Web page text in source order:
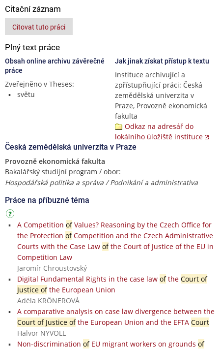
Citační záznam
Citovat tuto práci
Plný text práce
Obsah online archivu závěrečné
práce
Zveřejněno v Theses:
světu
Jak jinak získat přístup k textu
Instituce archivující a
zpřístupňující práci: Česká
zemědělská univerzita v
Praze, Provozně ekonomická
fakulta
Odkaz na adresář do
lokálního úložiště instituce
Česká zemědělská univerzita v Praze
Provozně ekonomická fakulta
Bakalářský studijní program / obor:
Hospodářská politika a správa / Podnikání a administrativa
Práce na příbuzné téma
A Competition ofValues? Reasoning by the Czech Office for
the Protection ofCompetition and the Czech Administrative
Courts with the Case Law ofthe Court of Justice of the EU in
Competition Law
Jaromír Chroustovský
Digital Fundamental Rights in the case law ofthe Court of
Justice ofthe European Union
Adéla KRÖNEROVÁ
A comparative analysis on case law divergence between the
Court of Justice ofthe European Union and the EFTA Court
Halvor NYVOLL
Non-discrimination ofEU migrant workers on grounds of